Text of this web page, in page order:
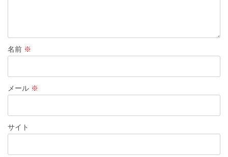
名前 ※
メール ※
サイト